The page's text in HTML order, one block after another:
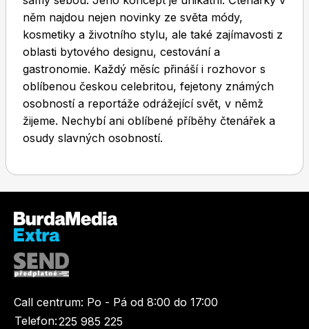
Toprecepty.cz
něm najdou nejen novinky ze světa módy,
kosmetiky a životního stylu, ale také zajímavosti z
oblasti bytového designu, cestování a
gastronomie. Každý měsíc přináší i rozhovor s
oblíbenou českou celebritou, fejetony známých
osobností a reportáže odrážející svět, v němž
žijeme. Nechybí ani oblíbené příběhy čtenářek a
osudy slavných osobností.
Call centrum: Po - Pá od 8:00 do 17:00
Telefon:225 985 225